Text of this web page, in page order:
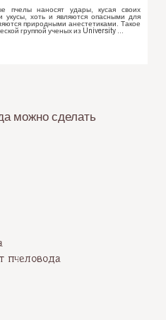
пчелы наносят удары, кусая своих
укусы, хоть и являются опасными для
природными анестетиками. Такое
группой ученых из University …
можно сделать
пчеловода